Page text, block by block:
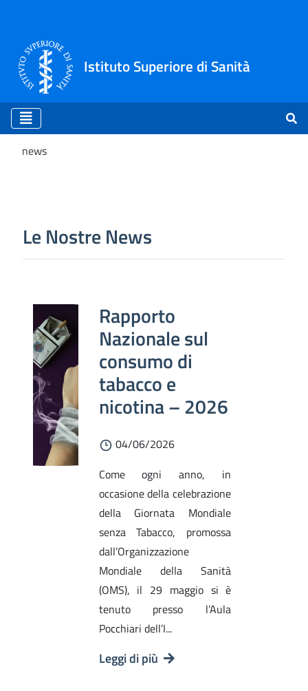
Istituto Superiore di Sanità
news
Le Nostre News
Rapporto
Nazionale sul
consumo di
tabacco e
nicotina – 2026
04/06/2026
Come ogni anno, in
occasione della celebrazione
della Giornata Mondiale
senza Tabacco, promossa
dall’Organizzazione
Mondiale della Sanità
(OMS), il 29 maggio si è
tenuto presso l’Aula
Pocchiari dell’I...
Leggi di più